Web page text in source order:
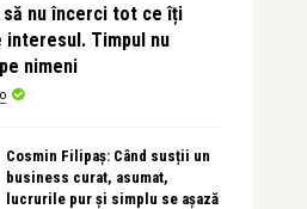
să nu încerci tot ce îți
interesul. Timpul nu
nimeni
Cosmin Filipaș: Când susții un
business curat, asumat,
lucrurile pur și simplu se așază